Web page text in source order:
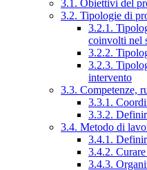
3.1. Obiettivi del
3.2. Tipologie di
3.2.1.
coinvolti nel
3.2.2.
3.2.3.
intervento
3.3. Competenze,
3.3.1.
3.3.2.
3.4. Metodo di
3.4.1.
3.4.2.
3.4.3.